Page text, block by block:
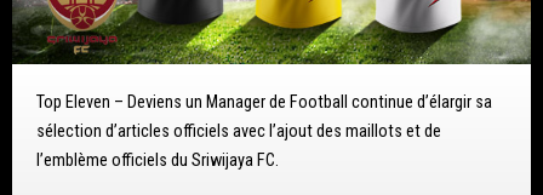
Top Eleven – Deviens un Manager de Football continue d’élargir sa
sélection d’articles officiels avec l’ajout des maillots et de
l’emblème officiels du Sriwijaya FC.